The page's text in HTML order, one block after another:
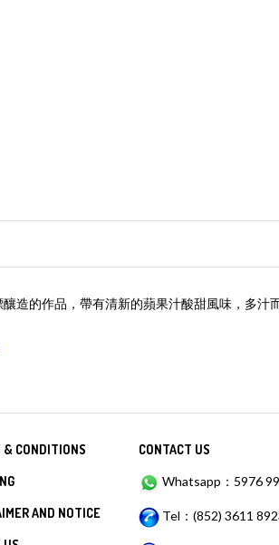
造的作品，帶有清新的蘋果汁酸甜風味，多汁
& CONDITIONS
AND NOTICE
CONTACT US
Whatsapp：5976
Tel：(852) 3611